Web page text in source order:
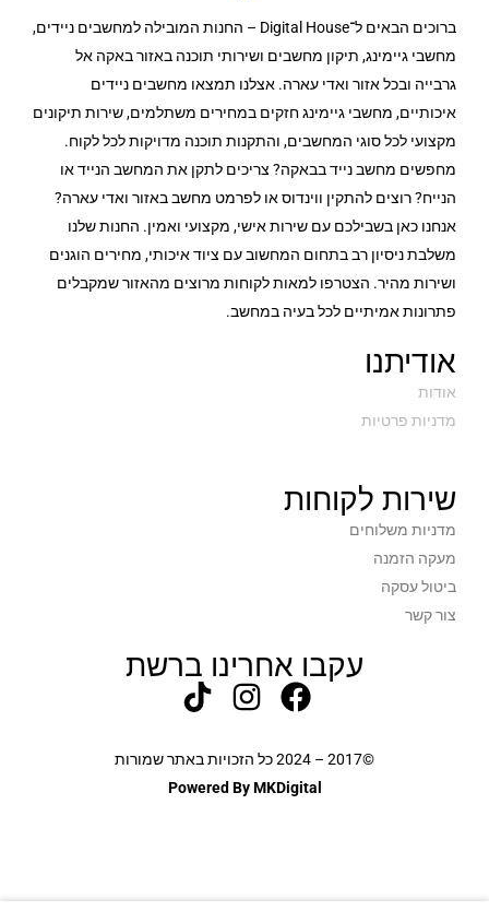
ברוכים הבאים ל־Digital House – החנות המובילה למחשבים ניידים,
מחשבי גיימינג, תיקון מחשבים ושירותי תוכנה באזור באקה אל
גרבייה ובכל אזור ואדי עארה. אצלנו תמצאו מחשבים ניידים
איכותיים, מחשבי גיימינג חזקים במחירים משתלמים, שירות תיקונים
מקצועי לכל סוגי המחשבים, והתקנות תוכנה מדויקות לכל לקוח.
מחפשים מחשב נייד בבאקה? צריכים לתקן את המחשב הנייד או
הנייח? רוצים להתקין ווינדוס או לפרמט מחשב באזור ואדי עארה?
אנחנו כאן בשבילכם עם שירות אישי, מקצועי ואמין. החנות שלנו
משלבת ניסיון רב בתחום המחשוב עם ציוד איכותי, מחירים הוגנים
ושירות מהיר. הצטרפו למאות לקוחות מרוצים מהאזור שמקבלים
פתרונות אמיתיים לכל בעיה במחשב.
אודיתנו
אודות
מדניות פרטיות
שירות לקוחות
מדניות משלוחים
מעקה הזמנה
ביטול עסקה
צור קשר
עקבו אחרינו ברשת
©2017 – 2024 כל הזכויות באתר שמורות
Powered By MKDigital